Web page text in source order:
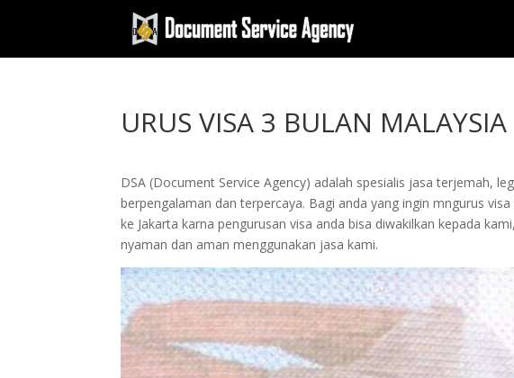
URUS VISA 3 BULAN MALAYSIA
DSA (Document Service Agency) adalah spesialis jasa terjemah,
berpengalaman dan terpercaya. Bagi anda yang ingin mngurus
ke Jakarta karna pengurusan visa anda bisa diwakilkan kepada
nyaman dan aman menggunakan jasa kami.